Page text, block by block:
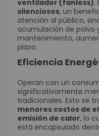
ventilador (fanless).
silenciosos, un
atención al público,
acumulación de polvo
mantenimiento,
plazo.
Eficiencia
Operan con un
significativamente
tradicionales. Esto se
menores costos de
emisión de calor, lo
está encapsulado